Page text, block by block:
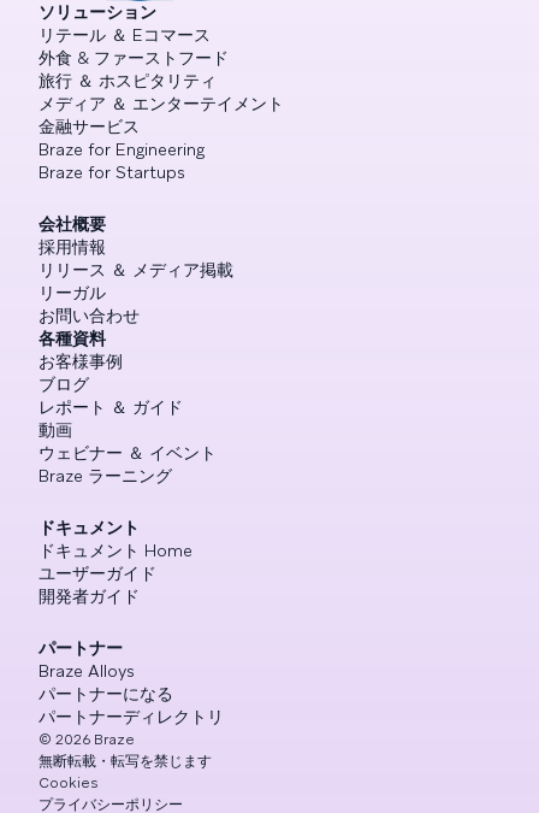
ソリューション
リテール ＆ Eコマース
外食 & ファーストフード
旅行 ＆ ホスピタリティ
メディア ＆ エンターテイメント
金融サービス
Braze for Engineering
Braze for Startups
会社概要
採用情報
リリース ＆ メディア掲載
リーガル
お問い合わせ
各種資料
お客様事例
ブログ
レポート ＆ ガイド
動画
ウェビナー ＆ イベント
Braze ラーニング
ドキュメント
ドキュメント Home
ユーザーガイド
開発者ガイド
パートナー
Braze Alloys
パートナーになる
パートナーディレクトリ
© 2026 Braze
無断転載・転写を禁じます
Cookies
プライバシーポリシー